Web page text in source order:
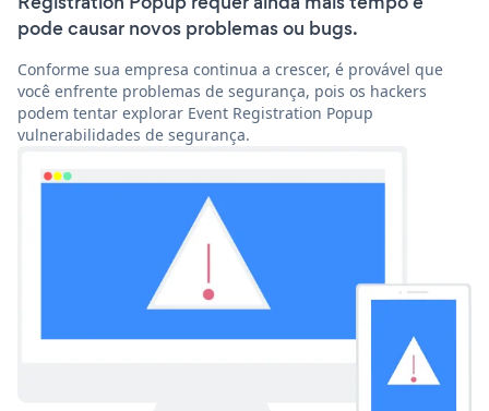
pode causar novos problemas ou bugs.
Conforme sua empresa continua a crescer, é provável que
você enfrente problemas de segurança, pois os hackers
podem tentar explorar Event Registration Popup
vulnerabilidades de segurança.